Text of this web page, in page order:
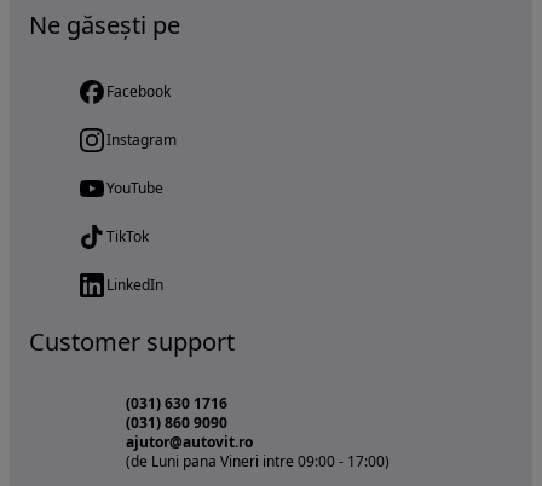
Ne găsești pe
Facebook
Instagram
YouTube
TikTok
LinkedIn
Customer support
(031) 630 1716
(031) 860 9090
ajutor@autovit.ro
(de Luni pana Vineri intre 09:00 - 17:00)